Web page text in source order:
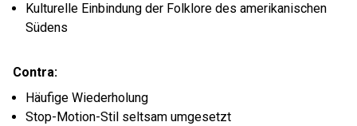
Kulturelle Einbindung der Folklore des amerikanischen
Südens
Contra:
Häufige Wiederholung
Stop-Motion-Stil seltsam umgesetzt